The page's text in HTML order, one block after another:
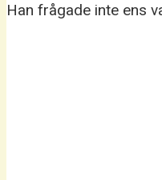
Han frågade inte ens